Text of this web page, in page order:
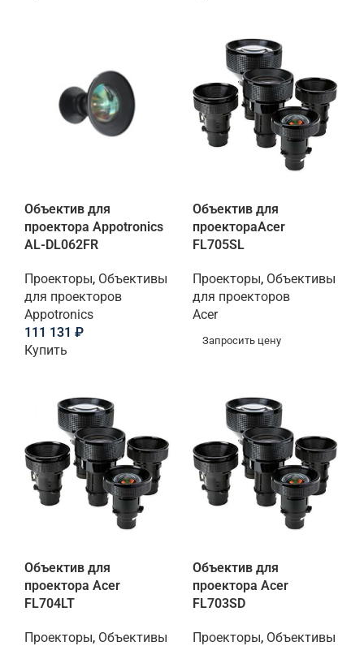
Объектив для
проектора Appotronics
AL-DL062FR
Проекторы, Объективы
для проекторов
Appotronics
111 131 ₽
Купить
Объектив для
проектораAcer
FL705SL
Проекторы, Объективы
для проекторов
Acer
Запросить цену
Объектив для
проектора Acer
FL704LT
Проекторы, Объективы
Объектив для
проектора Acer
FL703SD
Проекторы, Объективы